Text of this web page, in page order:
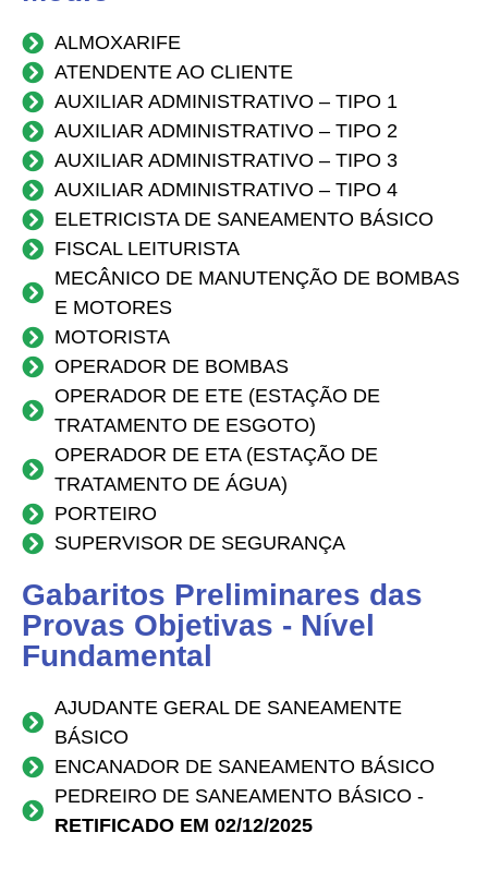
ALMOXARIFE
ATENDENTE AO CLIENTE
AUXILIAR ADMINISTRATIVO – TIPO 1
AUXILIAR ADMINISTRATIVO – TIPO 2
AUXILIAR ADMINISTRATIVO – TIPO 3
AUXILIAR ADMINISTRATIVO – TIPO 4
ELETRICISTA DE SANEAMENTO BÁSICO
FISCAL LEITURISTA
MECÂNICO DE MANUTENÇÃO DE BOMBAS
E MOTORES
MOTORISTA
OPERADOR DE BOMBAS
OPERADOR DE ETE (ESTAÇÃO DE
TRATAMENTO DE ESGOTO)
OPERADOR DE ETA (ESTAÇÃO DE
TRATAMENTO DE ÁGUA)
PORTEIRO
SUPERVISOR DE SEGURANÇA
Gabaritos Preliminares das
Provas Objetivas - Nível
Fundamental
AJUDANTE GERAL DE SANEAMENTE
BÁSICO
ENCANADOR DE SANEAMENTO BÁSICO
PEDREIRO DE SANEAMENTO BÁSICO -
RETIFICADO EM 02/12/2025